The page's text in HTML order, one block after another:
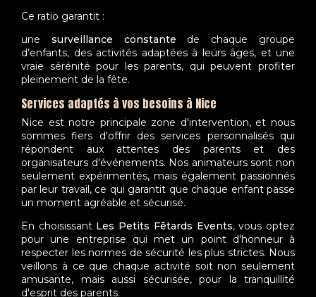
Ce ratio garantit :
une surveillance constante de chaque groupe
d’enfants, des activités adaptées à leurs âges, et une
vraie sérénité pour les parents, qui peuvent profiter
pleinement de la fête.
Services adaptés à vos besoins à Nice
Nice est notre principale zone d'intervention, et nous
sommes fiers d'offrir des services personnalisés qui
répondent aux attentes des parents et des
organisateurs d'événements. Nos animateurs sont non
seulement expérimentés, mais également passionnés
par leur travail, ce qui garantit que chaque enfant passe
un moment agréable et sécurisé.
En choisissant Les Petits Fêtards Events, vous optez
pour une entreprise qui met un point d'honneur à
respecter les normes de sécurité les plus strictes. Nous
veillons à ce que chaque activité soit non seulement
amusante, mais aussi sécurisée, pour la tranquillité
d'esprit des parents.